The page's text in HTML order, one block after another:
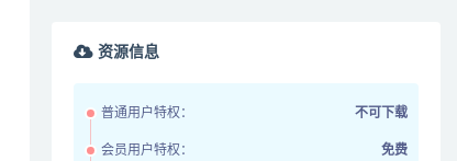
资源信息
普通用户特权： 不可下载
会员用户特权： 免费